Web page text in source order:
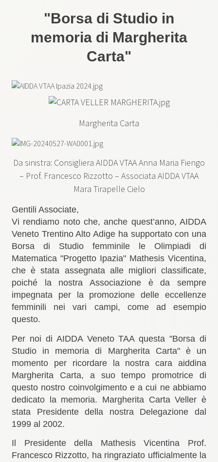
"Borsa di Studio in
memoria di Margherita
Carta"
Margherita Carta
Da sinistra: Consigliera AIDDA VTAA Anna Maria Fiengo
– Prof. Francesco Rizzotto – Associata AIDDA VTAA
Mara Tirapelle Cielo
Gentili Associate,
Vi rendiamo noto che,anche quest’anno, AIDDA
Veneto Trentino Alto Adige ha supportato con una
Borsa di Studio femminile le Olimpiadi di
Matematica "Progetto Ipazia" Mathesis Vicentina,
che è stata assegnata alle migliori classificate,
poiché la nostra Associazione è da sempre
impegnata per la promozione delle eccellenze
femminili nei vari campi, come ad esempio
questo.
Per noi di AIDDA Veneto TAA questa "Borsa di
Studio in memoria di Margherita Carta" è un
momento per ricordare la nostra cara aiddina
Margherita Carta, a suo tempo promotrice di
questo nostro coinvolgimento e a cui ne abbiamo
dedicato la memoria. Margherita Carta Veller è
stata Presidente della nostra Delegazione dal
1999 al 2002.
Il Presidente della Mathesis Vicentina Prof.
Francesco Rizzotto, ha ringraziato ufficialmente la